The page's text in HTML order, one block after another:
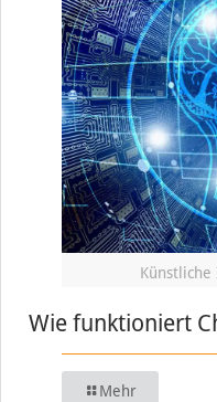
Wie funktioniert
Mehr